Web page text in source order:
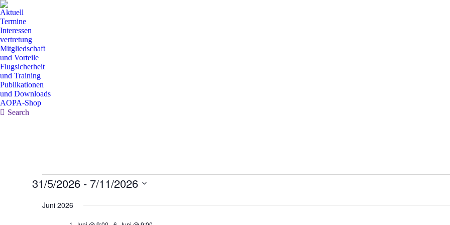
Aktuell
Termine
Interessen
vertretung
Mitgliedschaft
und Vorteile
Flugsicherheit
und Training
Publikationen
und Downloads
AOPA-Shop
Search:
Search
Veranstaltungen
31/5/2026 - 7/11/2026
wählen.
Juni 2026